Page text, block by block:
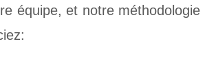
équipe, et notre méthodologie